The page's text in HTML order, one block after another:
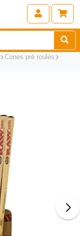
Cones pré roulés